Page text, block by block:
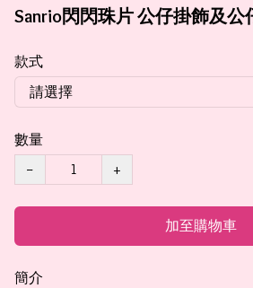
Sanrio閃閃珠片 公仔掛飾及公
款式
數量
−
+
加至購物車
簡介